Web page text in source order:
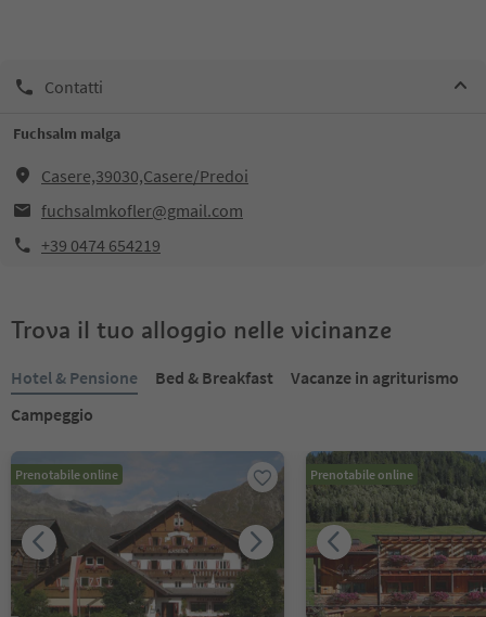
Contatti
Fuchsalm malga
Casere,39030,Casere/Predoi
fuchsalmkofler@gmail.com
+39 0474 654219
Trova il tuo alloggio nelle vicinanze
Hotel & Pensione Bed & Breakfast
Vacanze in agriturismo
Campeggio
Prenotabile online Prenotabile online